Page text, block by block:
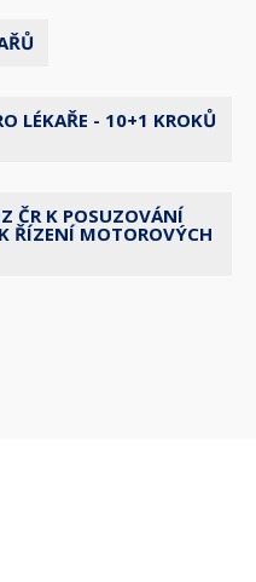
LÉKAŘE - 10+1 KROKŮ
ČR K POSUZOVÁNÍ
ŘÍZENÍ MOTOROVÝCH